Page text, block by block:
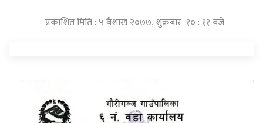
प्रकाशित मिति : ५ बैशाख २०७७, शुक्रबार १० : ११ बजे